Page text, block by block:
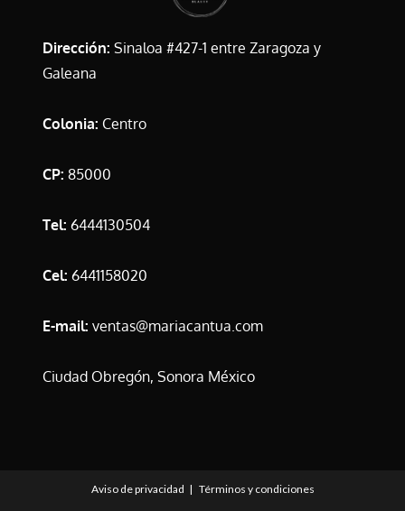
Dirección: Sinaloa #427-1 entre Zaragoza y
Galeana
Colonia: Centro
CP: 85000
Tel: 6444130504
Cel: 6441158020
E-mail: ventas@mariacantua.com
Ciudad Obregón, Sonora México
Aviso de privacidad Términos y condiciones